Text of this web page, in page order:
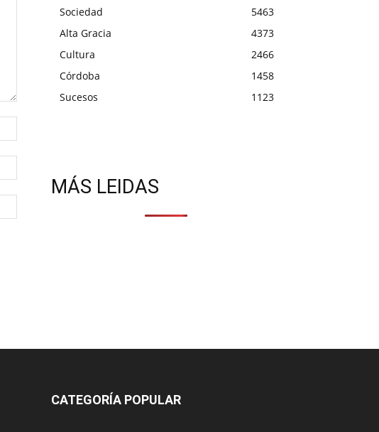
Sociedad
5463
Alta Gracia
4373
Cultura
2466
Córdoba
1458
Sucesos
1123
MÁS LEIDAS
CATEGORÍA POPULAR